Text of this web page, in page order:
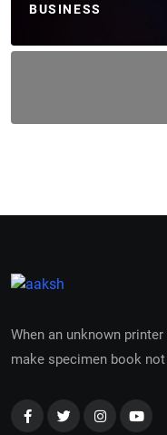
BUSINESS
When an unknown
make specimen book